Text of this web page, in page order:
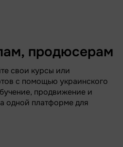
продюсерам
свои курсы или
с помощью украинского
продвижение и
одной платформе для